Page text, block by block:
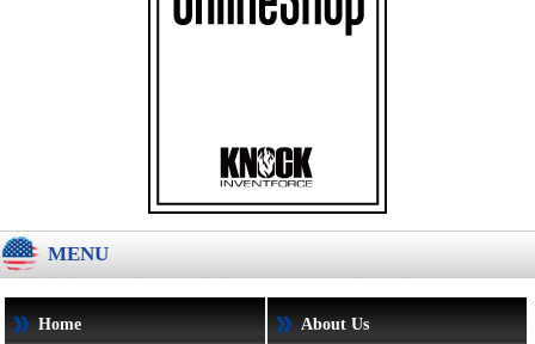
MENU
Home About Us